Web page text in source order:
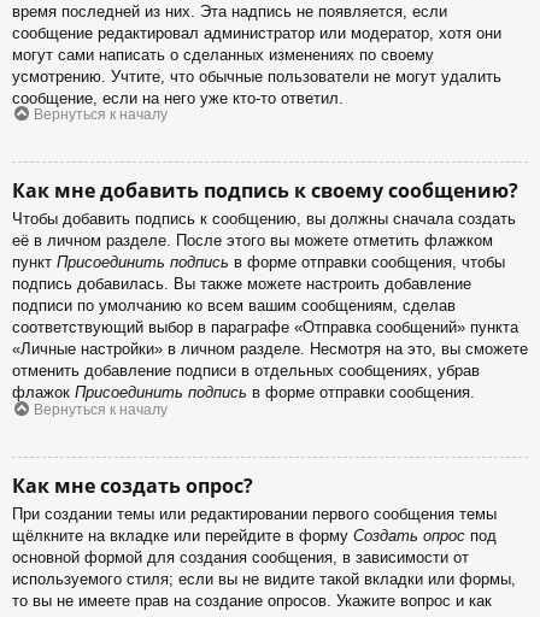
время последней из них. Эта надпись не появляется, если
сообщение редактировал администратор или модератор, хотя они
могут сами написать о сделанных изменениях по своему
усмотрению. Учтите, что обычные пользователи не могут удалить
сообщение, если на него уже кто-то ответил.
Вернуться к началу
Как мне добавить подпись к своему сообщению?
Чтобы добавить подпись к сообщению, вы должны сначала создать
её в личном разделе. После этого вы можете отметить флажком
пункт Присоединить подпись в форме отправки сообщения, чтобы
подпись добавилась. Вы также можете настроить добавление
подписи по умолчанию ко всем вашим сообщениям, сделав
соответствующий выбор в параграфе «Отправка сообщений» пункта
«Личные настройки» в личном разделе. Несмотря на это, вы сможете
отменить добавление подписи в отдельных сообщениях, убрав
флажок Присоединить подпись в форме отправки сообщения.
Вернуться к началу
Как мне создать опрос?
При создании темы или редактировании первого сообщения темы
щёлкните на вкладке или перейдите в форму Создать опрос под
основной формой для создания сообщения, в зависимости от
используемого стиля; если вы не видите такой вкладки или формы,
то вы не имеете прав на создание опросов. Укажите вопрос и как